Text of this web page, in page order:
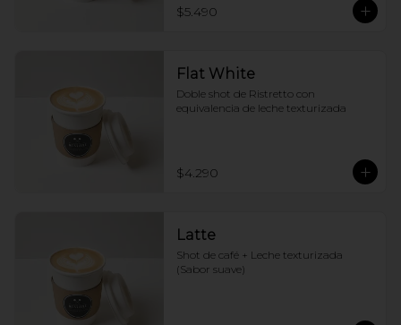
$5.490
Flat White
Doble shot de Ristretto con
equivalencia de leche texturizada
$4.290
Latte
Shot de café + Leche texturizada
(Sabor suave)